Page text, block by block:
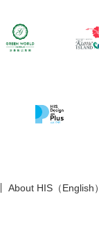
About HIS（English）